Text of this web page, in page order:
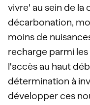
vivre' au sein de la
décarbonation,
moins de
recharge parmi
l'accès au haut
détermination à
développer ces